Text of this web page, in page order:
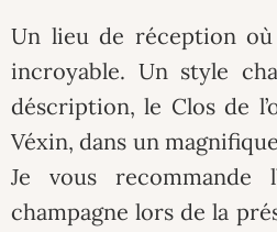
Un lieu de réception
incroyable. Un style
déscription, le Clos de
Véxin, dans un
Je vous recommande
champagne lors de la